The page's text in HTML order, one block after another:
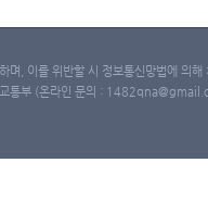
며, 이를 위반할 시 정보통신망법에 의
통부 (온라인 문의 :